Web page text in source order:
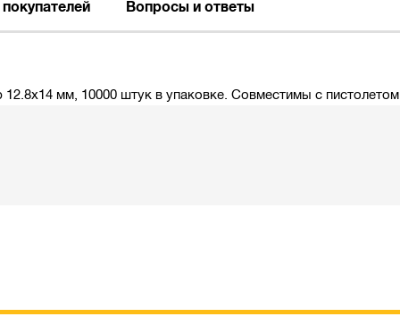
Вопросы и ответы
мм, 10000 штук в упаковке. Cовместимы с пистолетом